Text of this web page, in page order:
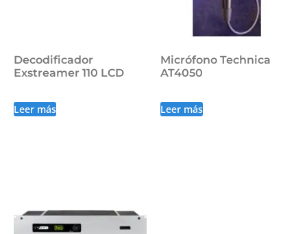
Decodificador
Exstreamer 110 LCD
Leer más
Micrófono Technica
AT4050
Leer más